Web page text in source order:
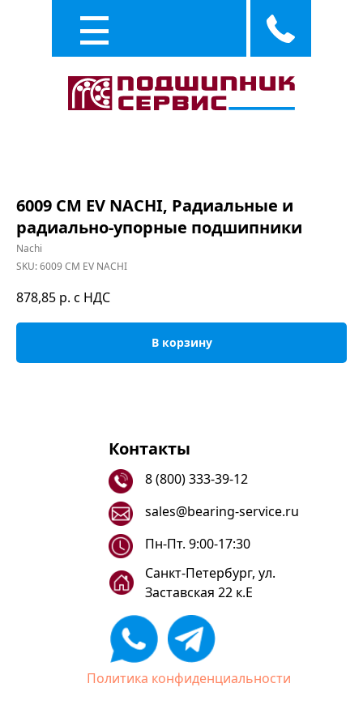
6009 CM EV NACHI, Радиальные и
радиально-упорные подшипники
Nachi
SKU:6009 CM EV NACHI
878,85 р. с НДС
В корзину
Контакты
8 (800) 333-39-12
sales@bearing-service.ru
Санкт-Петербург, ул.
Заставская 22 к.Е
Пн-Пт. 9:00-17:30
Политика конфиденциальности